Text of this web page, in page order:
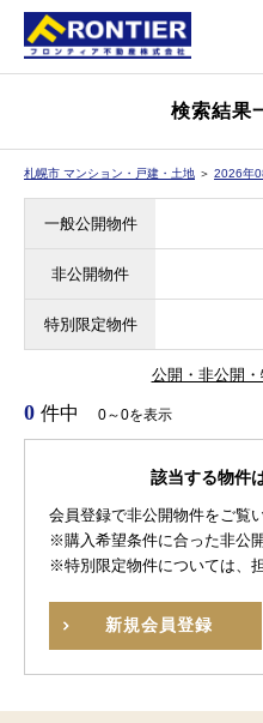
検索結果
札幌市 マンション・戸建・土地 ＞ 2026年
一般公開物件
非公開物件
特別限定物件
公開・非公開
0 件中 0～0を表示
該当する物件
会員登録で非公開物件をご覧
※購入希望条件に合った非公
※特別限定物件については、
新規会員登録